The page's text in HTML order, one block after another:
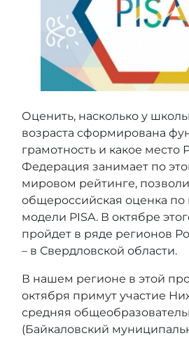
Оценить, насколько у
возраста сформирована
грамотность и какое место
Федерация занимает по
мировом рейтинге,
общероссийская оценка
модели PISA. В октябре
пройдет в ряде регионов
– в Свердловской области.
В нашем регионе в этой
октября примут участие
средняя
(Байкаловский